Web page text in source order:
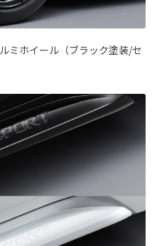
ミホイール（ブラック塗装/セ